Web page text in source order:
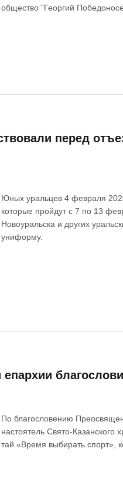
общество "Георгий
перед
Юных уральцев 4 февраля
которые пройдут с 7 по 13
Новоуральска и других
униформу.
По благословению
настоятель Свято-
тай «Время выбирать спорт»,